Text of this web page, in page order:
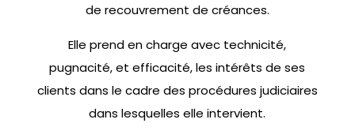
de recouvrement de créances.
Elle prend en charge avec technicité,
pugnacité, et efficacité, les intérêts de ses
clients dans le cadre des procédures judiciaires
dans lesquelles elle intervient.